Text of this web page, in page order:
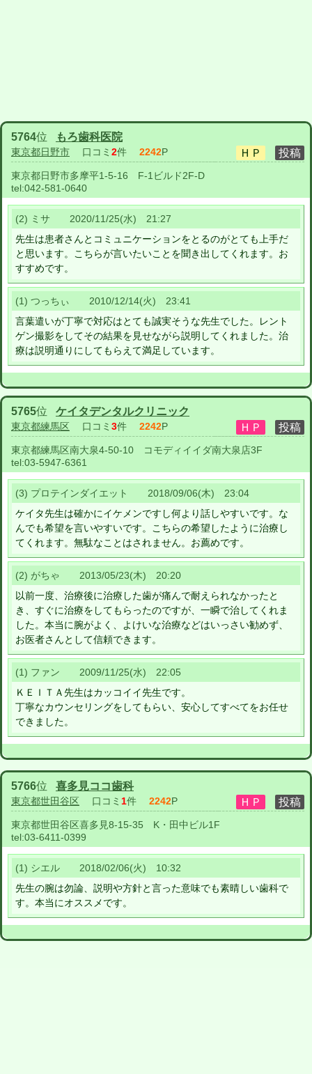
5764位 もろ歯科医院
東京都日野市 口コミ 2件 2242P
東京都日野市多摩平1-5-16 F-1ビルド2F-D
tel:042-581-0640
(2) ミサ 2020/11/25(水) 21:27
先生は患者さんとコミュニケーションをとるのがとても上手だ
と思います。こちらが言いたいことを聞き出してくれます。お
すすめです。
(1) つっちぃ 2010/12/14(火) 23:41
言葉遣いが丁寧で対応はとても誠実そうな先生でした。レント
ゲン撮影をしてその結果を見せながら説明してくれました。治
療は説明通りにしてもらえて満足しています。
5765位 ケイタデンタルクリニック
東京都練馬区 口コミ 3件 2242P
東京都練馬区南大泉4-50-10 コモディイイダ南大泉店3F
tel:03-5947-6361
(3) プロテインダイエット 2018/09/06(木) 23:04
ケイタ先生は確かにイケメンですし何より話しやすいです。な
んでも希望を言いやすいです。こちらの希望したように治療し
てくれます。無駄なことはされません。お薦めです。
(2) がちゃ 2013/05/23(木) 20:20
以前一度、治療後に治療した歯が痛んで耐えられなかったと
き、すぐに治療をしてもらったのですが、一瞬で治してくれま
した。本当に腕がよく、よけいな治療などはいっさい勧めず、
お医者さんとして信頼できます。
(1) ファン 2009/11/25(水) 22:05
ＫＥＩＴＡ先生はカッコイイ先生です。
丁寧なカウンセリングをしてもらい、安心してすべてをお任せ
できました。
5766位 喜多見ココ歯科
東京都世田谷区 口コミ 1件 2242P
東京都世田谷区喜多見8-15-35 K・田中ビル1F
tel:03-6411-0399
(1) シエル 2018/02/06(火) 10:32
先生の腕は勿論、説明や方針と言った意味でも素晴しい歯科で
す。本当にオススメです。